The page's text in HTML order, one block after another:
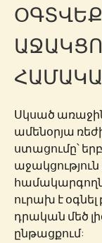
Սկսած
ամենօրյա
ստացումը՝
ուրախ է օգնել
դրական մեծ
ընթացքում: